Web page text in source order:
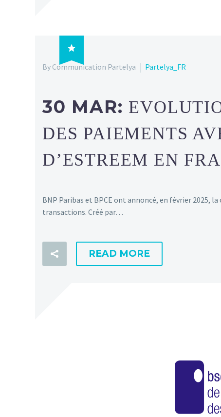

By Communication Partelya
Partelya_FR
30 MAR:
DES PAIEMENTS
D’ESTREEM EN
BNP Paribas et BPCE ont annoncé, en février 2025,
transactions. Créé par…
READ MORE